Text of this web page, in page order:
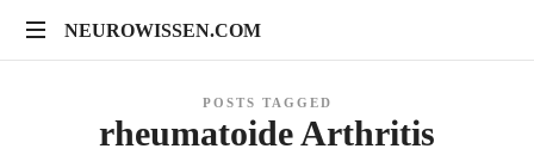
NEUROWISSEN.COM
NEUROWISSEN.COM
Gehirngesundheit,
POSTS TAGGED
rheumatoide Arthritis